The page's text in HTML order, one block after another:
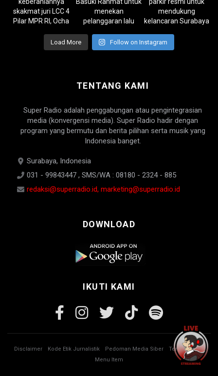
Load More Follow on Instagram
TENTANG KAMI
Super Radio adalah penggabungan atau pengintegrasian
media (konvergensi media). Super Radio hadir dengan
program yang bermutu dan berita pilihan serta musik yang
Indonesia banget.
Surabaya, Indonesia
031 - 99843447 , SMS/WA : 08180 - 2324 - 885
redaksi@superradio.id, marketing@superradio.id
DOWNLOAD
IKUTI KAMI
Disclaimer Kode Etik Jurnalistik Pedoman Media Siber
Tentang Kami
Menu Item